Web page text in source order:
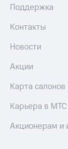
Поддержка
Контакты
Новости
Акции
Карта
Карьера в МТС
Акционерам и